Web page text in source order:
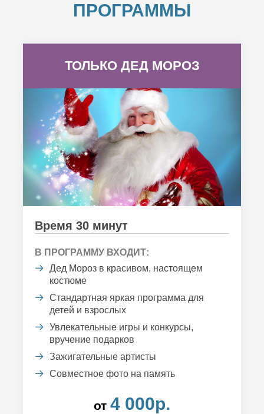
ПРОГРАММЫ
ТОЛЬКО ДЕД МОРОЗ
Время 30 минут
В ПРОГРАММУ ВХОДИТ:
Дед Мороз в красивом, настоящем
костюме
Стандартная яркая программа для
детей и взрослых
Увлекательные игры и конкурсы,
вручение подарков
Зажигательные артисты
Совместное фото на память
от 4 000р.